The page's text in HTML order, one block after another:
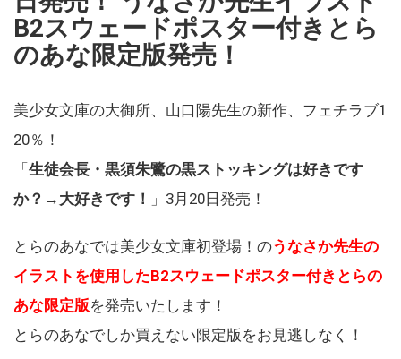
B2スウェードポスター付きとら
のあな限定版発売！
美少女文庫の大御所、山口陽先生の新作、フェチラブ1
20％！
「生徒会長・黒須朱鷺の黒ストッキングは好きです
か？→大好きです！
」3月20日発売！
とらのあなでは美少女文庫初登場！のうなさか先生の
イラストを使用したB2スウェードポスター付きとらの
あな限定版を発売いたします！
とらのあなでしか買えない限定版をお見逃しなく！